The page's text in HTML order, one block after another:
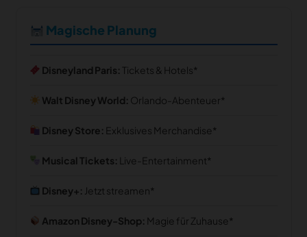
Magische Planung
Disneyland Paris: Tickets & Hotels
Walt Disney World: Orlando-Abenteuer
Disney Store: Exklusives Merchandise
Musical Tickets: Live-Entertainment
Disney+: Jetzt streamen
Amazon Disney-Shop: Magie für Zuhause